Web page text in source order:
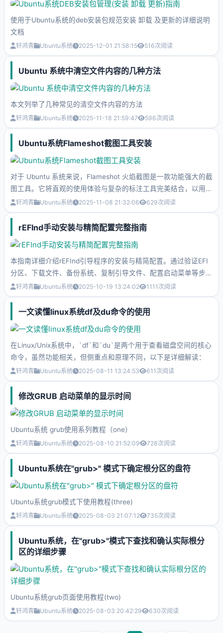
旧驱动、优先使用官方仓库驱动，并提供了清理残留文件、更新驱
动和恢复系统的详细步骤
使用于Ubuntu系统的deb安装包规范安装 卸载 及更新的详细说明
文档
轩鸿青 Ubuntu系统 2025-12-01 21:58:15 516次阅读
Ubuntu 系统中清空文件内容的几种方法
本文列举了几种常见的清空文件内容的方法
轩鸿青 Ubuntu系统 2025-11-18 21:59:47 596次阅读
Ubuntu系统Flameshot截图工具安装
对于 Ubuntu 系统来说，Flameshot 火焰截图是一款功能强大的截
图工具。它将直观的使用体验与复杂的标注工具完美结合，以用户
友好的界面和强大的编辑选项而闻名，深受广大 Ubuntu 用户的喜
爱。
轩鸿青 Ubuntu系统 2025-11-08 21:32:06 629次阅读
rEFInd手动安装与精简配置完整指南
本指南详细介绍rEFInd引导程序的安装与精简配置。通过验证EFI
分区、下载文件、备份系统、复制引导文件、配置启动菜单等步
骤，帮助用户在UEFI系统中搭建简洁的双系统启动环境。重点采
用手动定义启动项方式，仅保留Ubuntu和Windows系统选项，避
免多余图标干扰。文档包含完整命令、故障排除方法和重要提醒，
确保用户能够安全、高效地完成安装，获得干净美观的图形化启动
界面。
轩鸿青 Ubuntu系统 2025-10-19 13:24:02 1111 次阅读
一文读懂linux系统df及du命令的使用
在Linux/Unix系统中，`df`和`du`是两个用于查看磁盘空间的核心
命令，虽然功能相关，但侧重点和原理不同，以下是详细解读：
轩鸿青 Ubuntu系统 2025-08-11 13:24:53 611 次阅读
修改GRUB 启动菜单的显示时间
Ubuntu系统 grub使用系列教程（one）
轩鸿青 Ubuntu系统 2025-08-10 21:52:09 728次阅读
Ubuntu系统在"grub>" 模式下确定根分区的盘符
Ubuntu系统grub模式下使用教程(three)
轩鸿青 Ubuntu系统 2025-08-03 21:07:12 735次阅读
Ubuntu系统，在"grub>"模式下查找和确认实际根分
区的详细步骤
Ubuntu系统grub页面使用教程(two)
轩鸿青 Ubuntu系统 2025-08-03 20:42:29 630次阅读